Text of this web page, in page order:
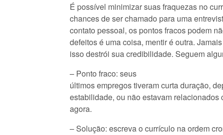
É possível minimizar suas fraquezas no
chances de ser chamado para uma
contato pessoal, os pontos fracos podem
defeitos é uma coisa, mentir é outra.
isso destrói sua credibilidade. Seguem
– Ponto fraco: seus
últimos empregos tiveram curta duração,
estabilidade, ou não estavam relacionados
agora.
– Solução: escreva o currículo na ordem